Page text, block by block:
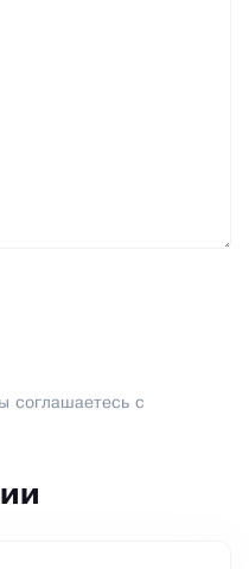
соглашаетесь с